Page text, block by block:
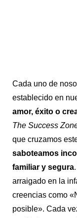
Cada uno de
establecido en
amor, éxito o
The Success
que cruzamos
saboteamos
familiar y segura
arraigado en la
creencias como
posible». Cada